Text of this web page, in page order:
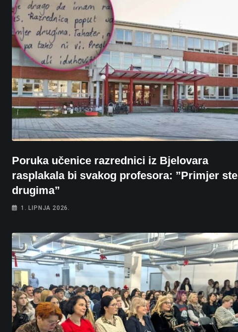
Poruka učenice razrednici iz Bjelovara
rasplakala bi svakog profesora: ”Primjer ste
drugima”
1. LIPNJA 2026.